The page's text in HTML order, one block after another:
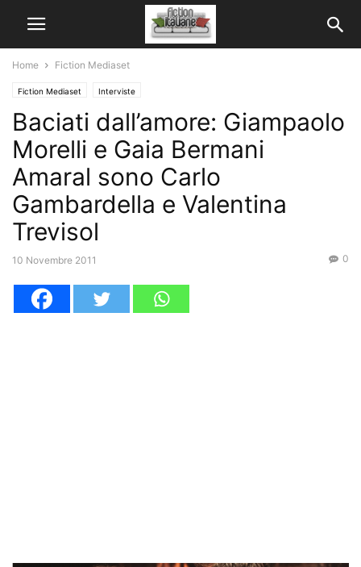
Home Fiction Mediaset
Fiction Mediaset Interviste
Baciati dall’amore: Giampaolo
Morelli e Gaia Bermani
Amaral sono Carlo
Gambardella e Valentina
Trevisol
10 Novembre 2011 0